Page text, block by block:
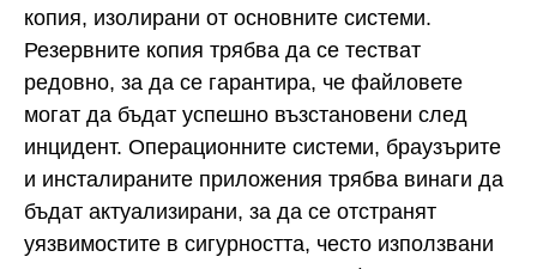
копия, изолирани от основните системи.
Резервните копия трябва да се тестват
редовно, за да се гарантира, че файловете
могат да бъдат успешно възстановени след
инцидент. Операционните системи, браузърите
и инсталираните приложения трябва винаги да
бъдат актуализирани, за да се отстранят
уязвимостите в сигурността, често използвани